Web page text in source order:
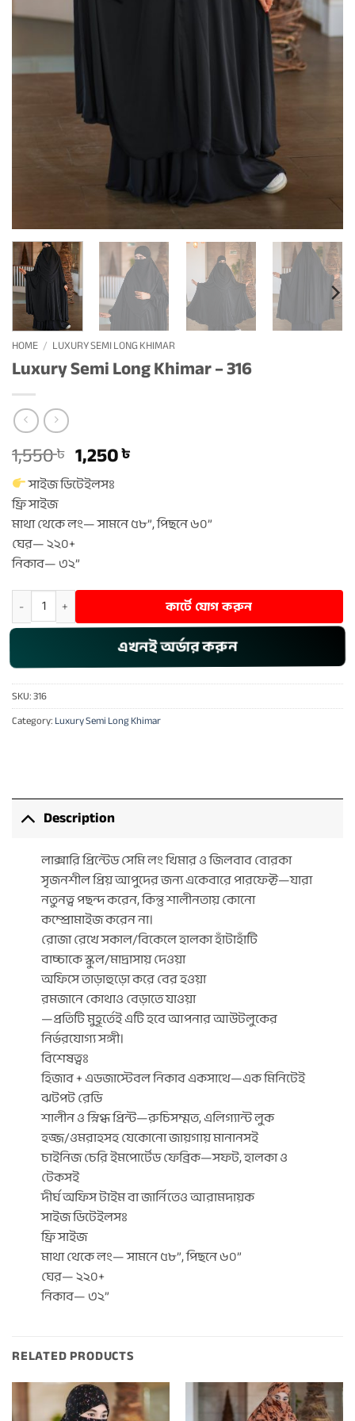
HOME / LUXURY SEMI LONG KHIMAR
Luxury Semi Long Khimar – 316
1,550৳ Original
price
was:
1,550 ৳ .
1,250৳
1,250 ৳ .
সাইজ ডিটেইলসঃ
ফ্রি সাইজ
মাথা থেকে লং— সামনে ৫৮”, পিছনে ৬০”
ঘের— ২২০+
নিকাব— ৩২”
Luxury Semi Long Khimar - 316 quantityকার্টে যোগ করুন
এখনই অর্ডার করুন
SKU:316
Category:Luxury Semi Long Khimar
Description
লাক্সারি প্রিন্টেড সেমি লং খিমার ও জিলবাব বোরকা
সৃজনশীল প্রিয় আপুদের জন্য একেবারে পারফেক্ট—যারা
নতুনত্ব পছন্দ করেন, কিন্তু শালীনতায় কোনো
কম্প্রোমাইজ করেন না।
রোজা রেখে সকাল/বিকেলে হালকা হাঁটাহাঁটি
বাচ্চাকে স্কুল/মাদ্রাসায় দেওয়া
অফিসে তাড়াহুড়ো করে বের হওয়া
রমজানে কোথাও বেড়াতে যাওয়া
—প্রতিটি মুহূর্তেই এটি হবে আপনার আউটলুকের
নির্ভরযোগ্য সঙ্গী।
বিশেষত্বঃ
হিজাব + এডজাস্টেবল নিকাব একসাথে—এক মিনিটেই
ঝটপট রেডি
শালীন ও স্নিগ্ধ প্রিন্ট—রুচিসম্মত, এলিগ্যান্ট লুক
হজ্জ/ওমরাহসহ যেকোনো জায়গায় মানানসই
চাইনিজ চেরি ইমপোর্টেড ফেব্রিক—সফট, হালকা ও
টেকসই
দীর্ঘ অফিস টাইম বা জার্নিতেও আরামদায়ক
সাইজ ডিটেইলসঃ
ফ্রি সাইজ
মাথা থেকে লং— সামনে ৫৮”, পিছনে ৬০”
ঘের— ২২০+
নিকাব— ৩২”
RELATED PRODUCTS